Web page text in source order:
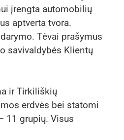
įrengta automobilių
aptverta tvora.
Tėvai prašymus
savivaldybės Klientų
ir Tirkiliškių
erdvės bei statomi
11 grupių. Visus